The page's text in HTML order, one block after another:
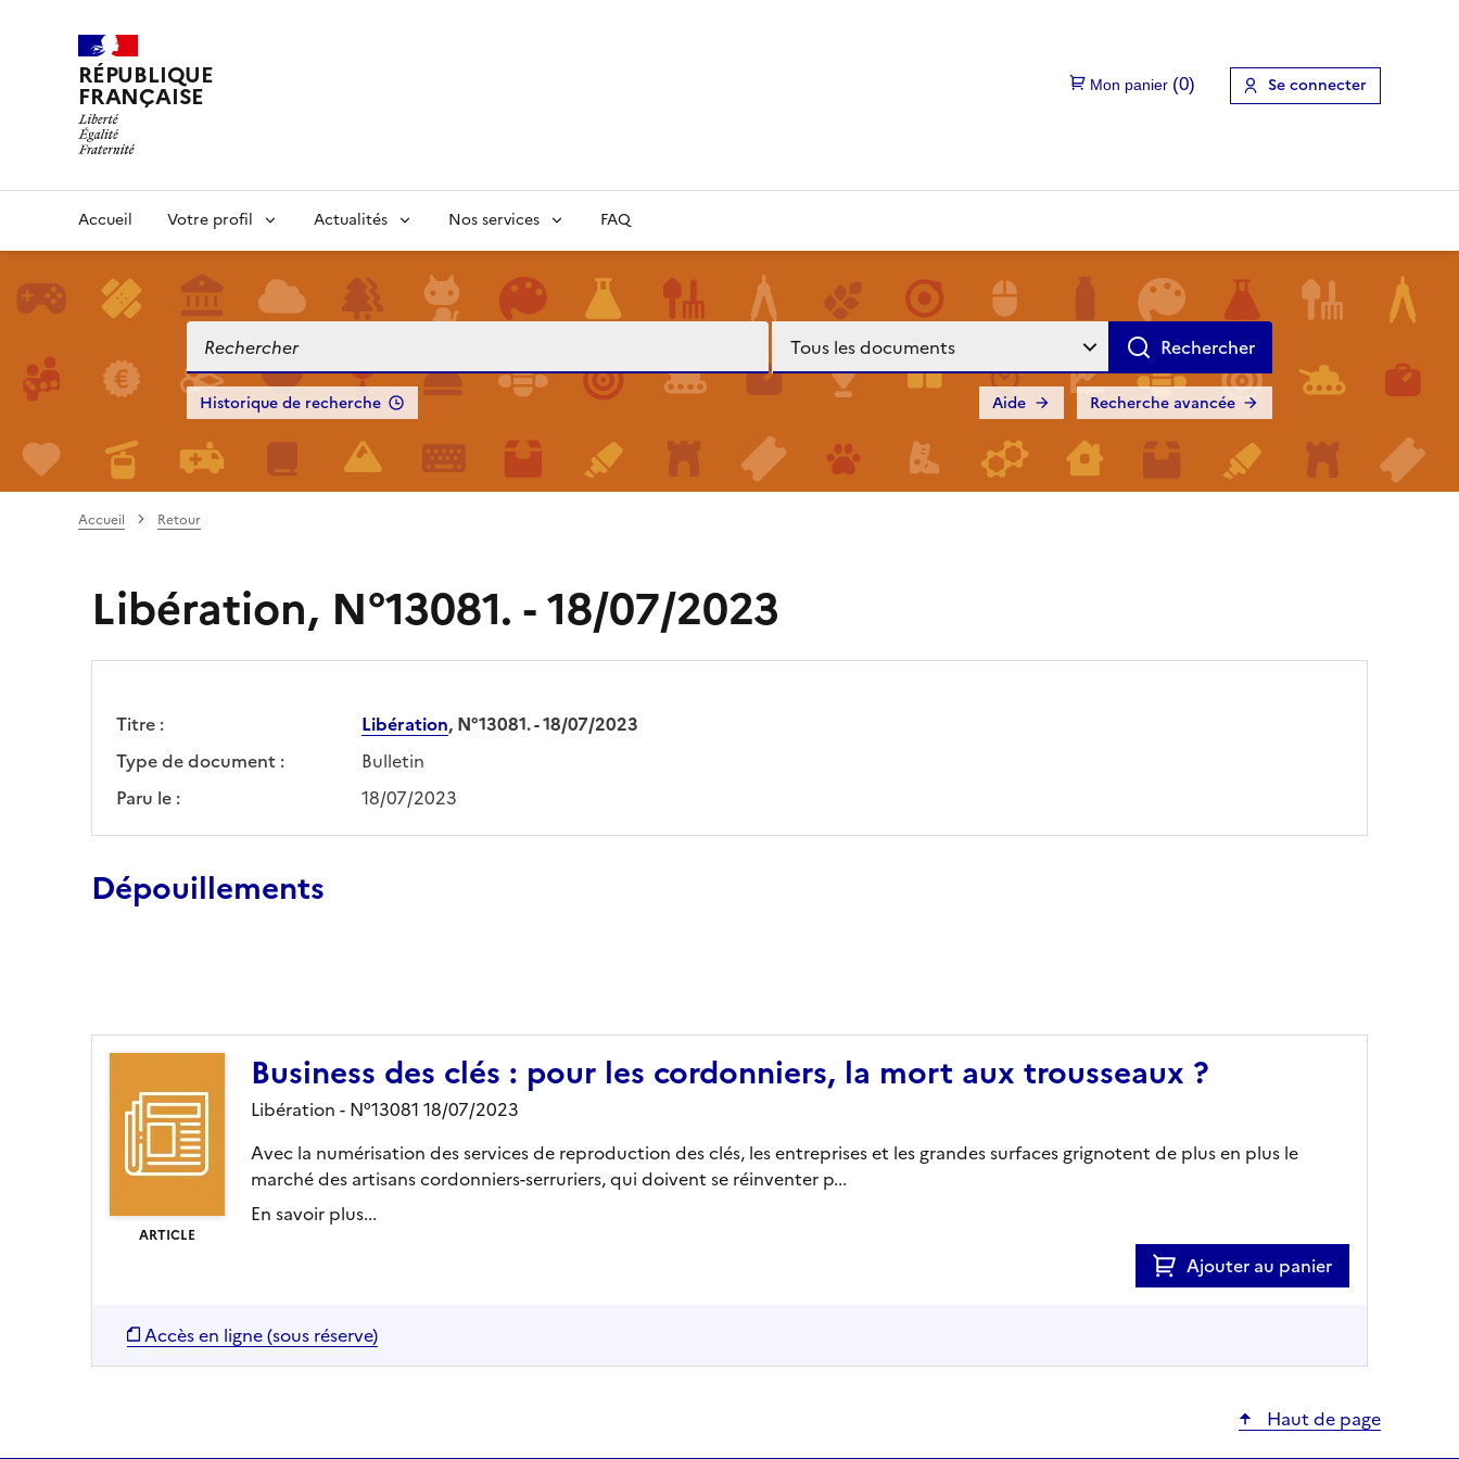
RÉPUBLIQUE
FRANÇAISE Se connecter
Accueil Votre profil Actualités Nos services FAQ
Historique de recherche Recherche avancée
Aide
Accueil Retour
Libération, N°13081. - 18/07/2023
Titre : Libération, N°13081. - 18/07/2023
Type de document :
Bulletin
Paru le :
18/07/2023
Dépouillements
ARTICLE
Business des clés : pour les cordonniers, la mort aux trousseaux ?
Libération - N°13081 18/07/2023
Avec la numérisation des services de reproduction des clés, les entreprises et les grandes surfaces grignotent de plus en plus le
marché des artisans cordonniers-serruriers, qui doivent se réinventer p...
En savoir plus...
Ajouter au panier
Accès en ligne (sous réserve)
Haut de page